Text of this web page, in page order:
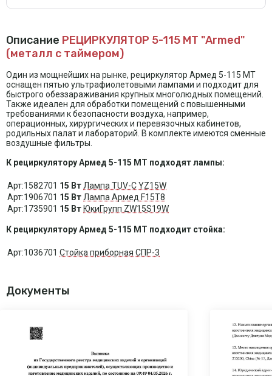
Описание РЕЦИРКУЛЯТОР 5-115 МТ "Armed"
(металл с таймером)
Один из мощнейших на рынке, рециркулятор Армед 5-115 МТ
оснащен пятью ультрафиолетовыми лампами и подходит для
быстрого обеззараживания крупных многолюдных помещений.
Также идеален для обработки помещений с повышенными
требованиями к безопасности воздуха, например,
операционных, хирургических и перевязочных кабинетов,
родильных палат и лабораторий. В комплекте имеются сменные
воздушные фильтры.
К рециркулятору Армед 5-115 МТ подходят лампы:
Арт:1582701 15 Вт Лампа TUV-C YZ15W
Арт:1906701 15 Вт Лампа Армед F15T8
Арт:1735901 15 Вт ЮкиГрупп ZW15S19W
К рециркулятору Армед 5-115 МТ подходит стойка:
Арт:1036701 Стойка приборная СПР-3
Документы